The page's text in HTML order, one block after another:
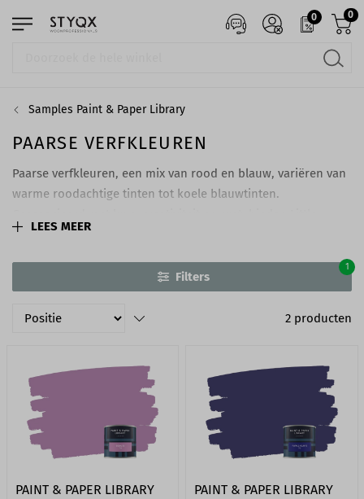
0 0
Samples Paint & Paper Library
PAARSE VERFKLEUREN
Paarse verfkleuren, een mix van rood en blauw, variëren van
warme roodachtige tinten tot koele blauwtinten.
Greene en Paint & Paper Library verfijnde paarse tinten, van
LEES MEER
Filters
1
2 producten
PAINT & PAPER LIBRARY
PAINT & PAPER LIBRARY